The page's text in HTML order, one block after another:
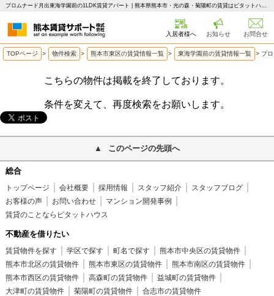
プロムナード月出東海学園前の1LDK賃貸アパート | 熊本県熊本市・光の森・菊陽町の賃貸はピタットハウス 熊本賃貸サポート
入居者様へ お知らせ お問合せ
TOPページ > 物件検索 > 熊本市東区の賃貸情報一覧 > 東海学園前の賃貸情報一覧 > プ
こちらの物件は掲載を終了しております。
条件を変えて、再度検索をお願いします。
このページの先頭へ
総合
トップページ 会社概要 採用情報 スタッフ紹介
スタッフブログ
お客様の声
お問い合わせ
マンション開発事例
賃貸のことならピタットハウス
不動産を借りたい
賃貸物件を探す 学区で探す 町名で探す
熊本市中央区の賃貸物件
熊本市北区の賃貸物件
熊本市東区の賃貸物件
熊本市南区の賃貸物件
熊本市西区の賃貸物件
高森町の賃貸物件
益城町の賃貸物件
大津町の賃貸物件
菊陽町の賃貸物件 合志市の賃貸物件